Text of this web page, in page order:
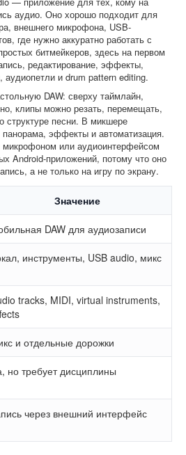
аудио. Оно хорошо подходит для
внешнего микрофона, USB-
где нужно аккуратно работать с
битмейкеров, здесь на первом
редактирование, эффекты,
аудиопетли и drum pattern editing.
DAW: сверху таймлайн,
клипы можно резать, перемещать,
структуре песни. В микшере
панорама, эффекты и автоматизация.
или аудиоинтерфейсом
Android-приложений, потому что оно
а не только на игру по экрану.
Значение
DAW для аудиозаписи
инструменты, USB audio, микс
tracks, MIDI, virtual instruments,
и отдельные дорожки
но требует дисциплины
через внешний интерфейс